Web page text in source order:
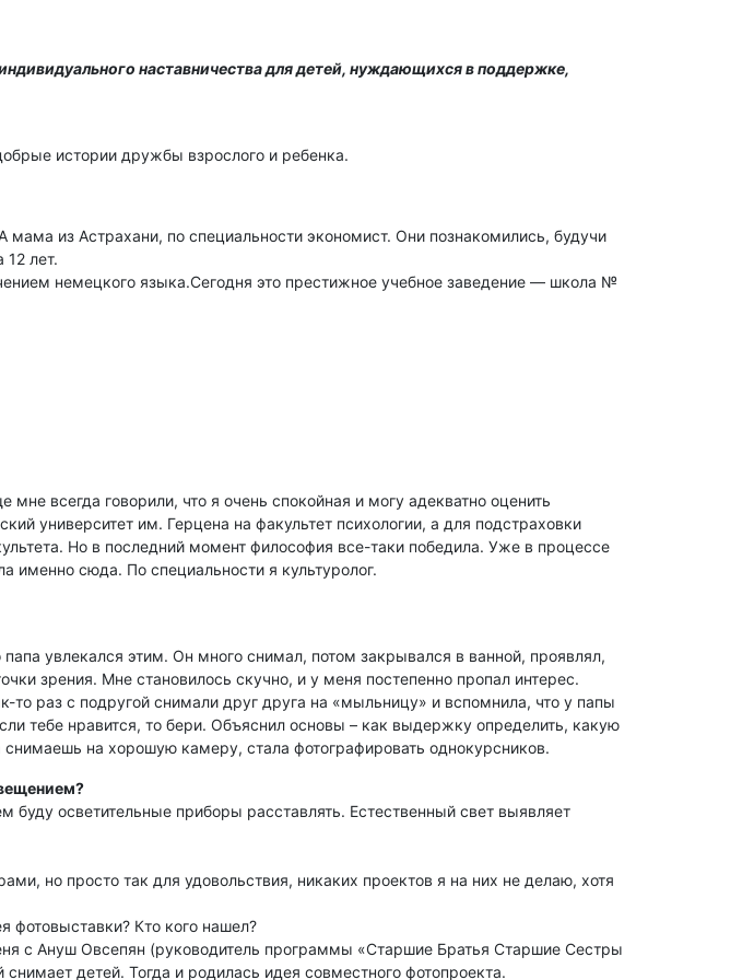
наставничества для детей, нуждающихся в поддержке,
истории дружбы взрослого и ребенка.
из Астрахани, по специальности экономист. Они познакомились, будучи
лет.
немецкого языка.Сегодня это престижное учебное заведение — школа №
всегда говорили, что я очень спокойная и могу адекватно оценить
университет им. Герцена на факультет психологии, а для подстраховки
Но в последний момент философия все-таки победила. Уже в процессе
именно сюда. По специальности я культуролог.
увлекался этим. Он много снимал, потом закрывался в ванной, проявлял,
зрения. Мне становилось скучно, и у меня постепенно пропал интерес.
раз с подругой снимали друг друга на «мыльницу» и вспомнила, что у папы
тебе нравится, то бери. Объяснил основы – как выдержку определить, какую
на хорошую камеру, стала фотографировать однокурсников.
осветительные приборы расставлять. Естественный свет выявляет
но просто так для удовольствия, никаких проектов я на них не делаю, хотя
Кто кого нашел?
с Ануш Овсепян (руководитель программы «Старшие Братья Старшие Сестры
детей. Тогда и родилась идея совместного фотопроекта.